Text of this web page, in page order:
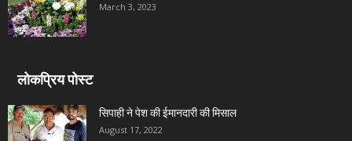
March 3, 2023
लोकप्रिय पोस्ट
सिपाही ने पेश की ईमानदारी की मिसाल
August 17, 2022